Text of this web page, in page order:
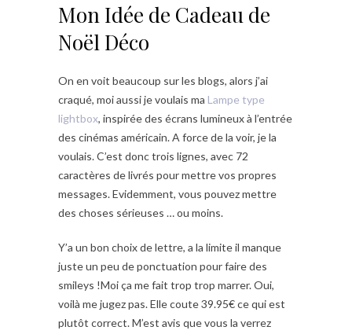
Mon Idée de Cadeau de
Noël Déco
On en voit beaucoup sur les blogs, alors j’ai
craqué, moi aussi je voulais ma Lampe type
lightbox, inspirée des écrans lumineux à l’entrée
des cinémas américain. A force de la voir, je la
voulais. C’est donc trois lignes, avec 72
caractères de livrés pour mettre vos propres
messages. Evidemment, vous pouvez mettre
des choses sérieuses … ou moins.
Y’a un bon choix de lettre, a la limite il manque
juste un peu de ponctuation pour faire des
smileys !Moi ça me fait trop trop marrer. Oui,
voilà me jugez pas. Elle coute 39.95€ ce qui est
plutôt correct. M’est avis que vous la verrez